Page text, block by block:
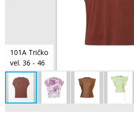
101A Tričko
vel. 36 - 46